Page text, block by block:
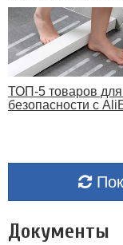
ТОП-5 товаров
безопасности с
Документы